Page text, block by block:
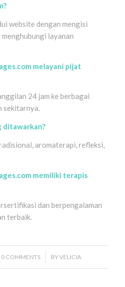
website dengan mengisi
layanan
melayani pijat
24 jam ke berbagai
sekitarnya.
ditawarkan?
aromaterapi, refleksi,
memiliki terapis
dan berpengalaman
terbaik.
0 COMMENTS
/ BYVELICIA